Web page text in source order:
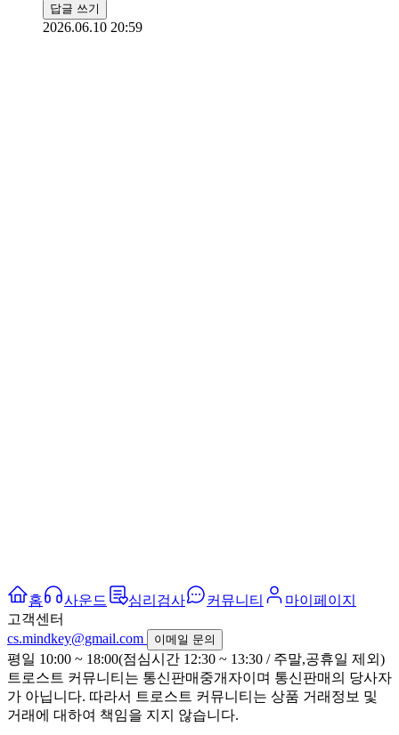
답글 쓰기
2026.06.10 20:59
홈 사운드 심리검사 커뮤니티
마이페이지
고객센터
cs.mindkey@gmail.com
이메일 문의
평일 10:00 ~ 18:00(점심시간 12:30 ~ 13:30 / 주말,공휴일 제외)
트로스트 커뮤니티는 통신판매중개자이며 통신판매의 당사자
가 아닙니다. 따라서 트로스트 커뮤니티는 상품 거래정보 및
거래에 대하여 책임을 지지 않습니다.